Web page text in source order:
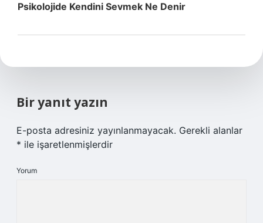
Psikolojide Kendini Sevmek Ne Denir
Bir yanıt yazın
E-posta adresiniz yayınlanmayacak. Gerekli alanlar
* ile işaretlenmişlerdir
Yorum